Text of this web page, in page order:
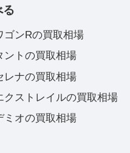
る
ゴンRの買取相場
ントの買取相場
レナの買取相場
クストレイルの買取相場
ミオの買取相場